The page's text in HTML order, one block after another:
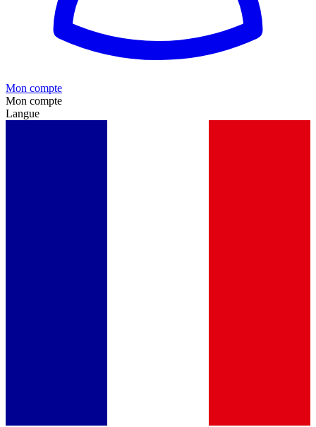
Mon compte
Mon compte
Langue